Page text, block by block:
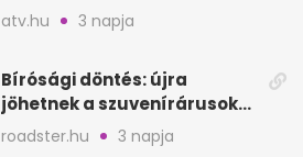
a sepsiszentgyörgyi
atv.hu 3 napja
Bírósági döntés: újra
jöhetnek a szuvenírárusok
Európa ikonikus helyére
roadster.hu 3 napja